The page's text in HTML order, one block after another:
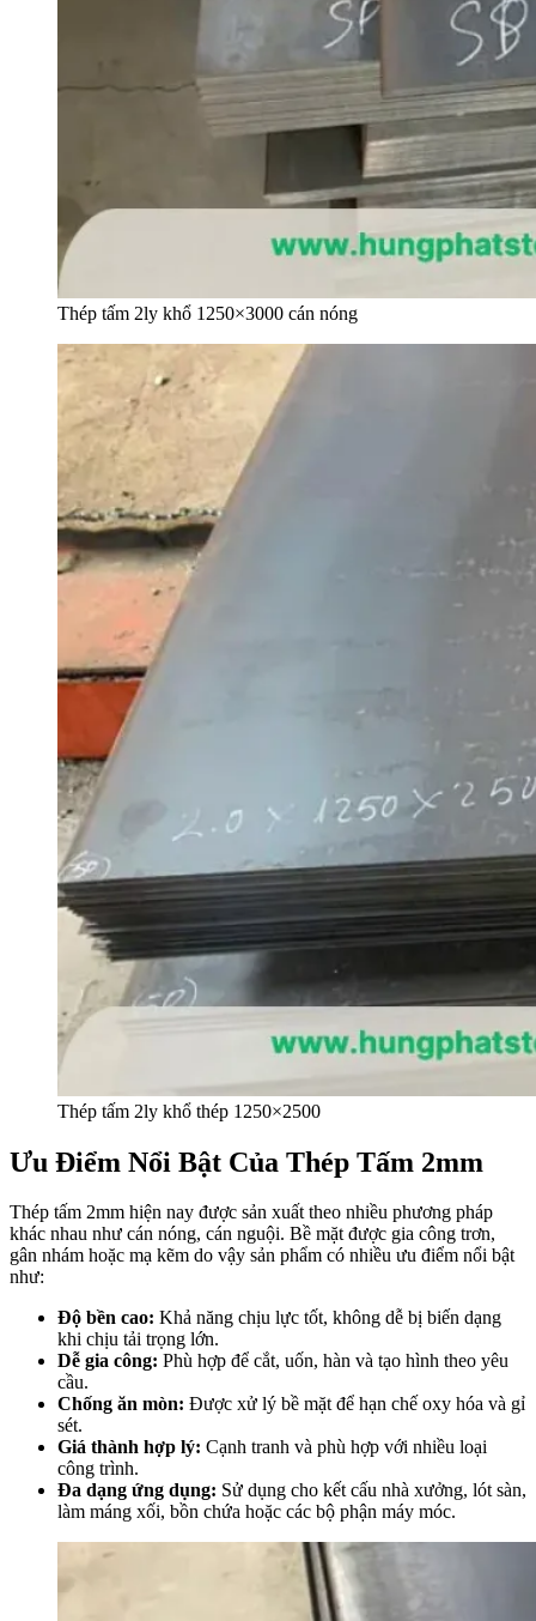
Thép tấm 2ly khổ 1250×3000 cán nóng
Thép tấm 2ly khổ thép 1250×2500
Ưu Điểm Nổi Bật Của Thép Tấm 2mm
Thép tấm 2mm hiện nay được sản xuất theo nhiều phương pháp
khác nhau như cán nóng, cán nguội. Bề mặt được gia công trơn,
gân nhám hoặc mạ kẽm do vậy sản phẩm có nhiều ưu điểm nổi bật
như:
Độ bền cao: Khả năng chịu lực tốt, không dễ bị biến dạng
khi chịu tải trọng lớn.
Dễ gia công: Phù hợp để cắt, uốn, hàn và tạo hình theo yêu
cầu.
Chống ăn mòn: Được xử lý bề mặt để hạn chế oxy hóa và gỉ
sét.
Giá thành hợp lý: Cạnh tranh và phù hợp với nhiều loại
công trình.
Đa dạng ứng dụng: Sử dụng cho kết cấu nhà xưởng, lót sàn,
làm máng xối, bồn chứa hoặc các bộ phận máy móc.